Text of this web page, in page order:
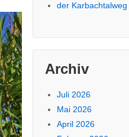
der Karbachtalweg
Archiv
Juli 2026
Mai 2026
April 2026